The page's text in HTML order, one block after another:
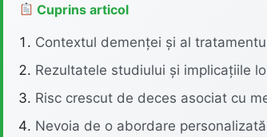
Cuprins articol
Contextul demenței și al
Rezultatele studiului și implicațiile
Risc crescut de deces asociat cu
Nevoia de o abordare